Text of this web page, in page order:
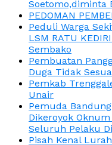
Soetomo,diminta
PEDOMAN
Peduli Warga
LSM RATU
Sembako
Pembuatan
Duga Tidak
Pemkab
Unair
Pemuda
Dikeroyok
Seluruh Pelaku
Pisah Kenal